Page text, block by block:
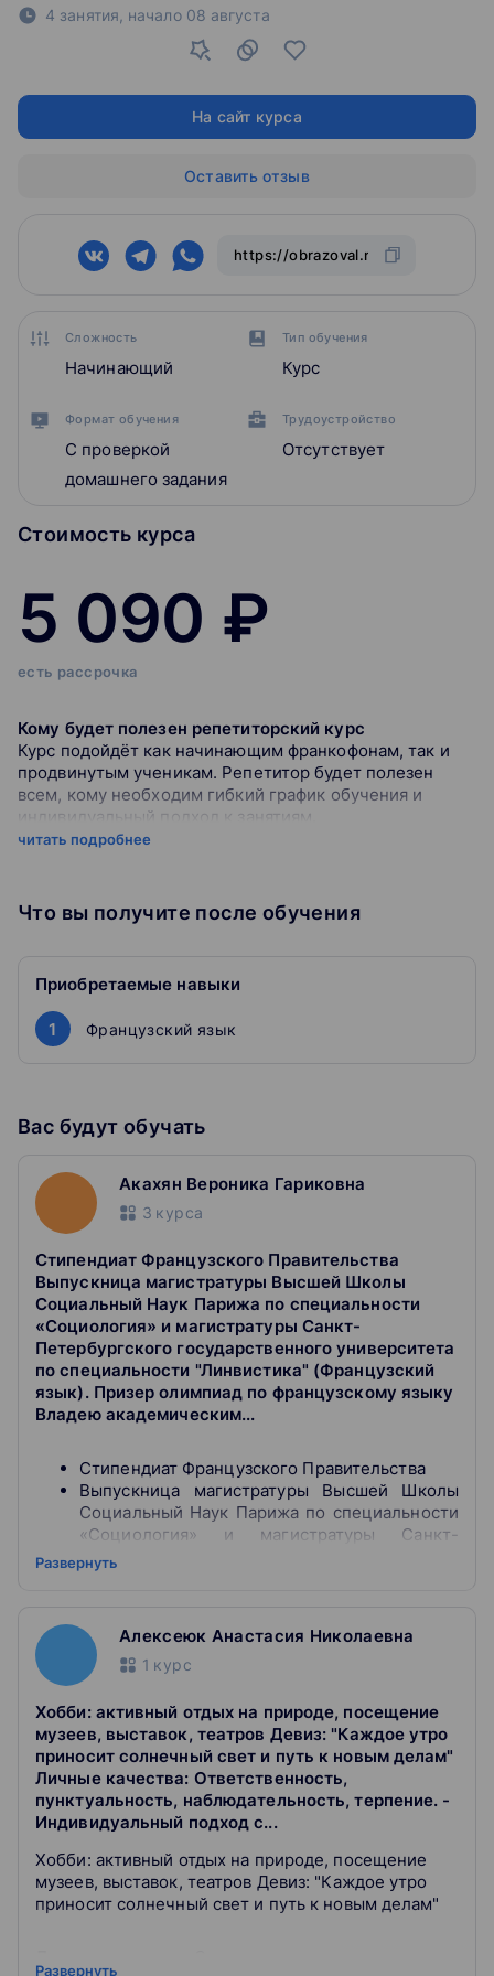
Сложность
Начинающий
Тип обучения
Курс
Формат обучения
С проверкой
домашнего задания
Трудоустройство
Отсутствует
Стоимость курса
5 090 ₽
есть рассрочка
Кому будет полезен репетиторский курс
Курс подойдёт как начинающим франкофонам, так и
продвинутым ученикам. Репетитор будет полезен
всем, кому необходим гибкий график обучения и
индивидуальный подход к занятиям.
доступного объяснения даже самых сложных правил
материалы, подобранные под интересы ученика
Улучшите оценки в школе
читать подробнее
Что вы получите после обучения
Приобретаемые навыки
1 Французский язык
Вас будут обучать
Акахян Вероника Гариковна
3 курса
Cтипендиат Французского Правительства
Выпускницa магистратуры Высшей Школы
Социальный Наук Парижа по специальности
«Социология» и магистратуры Санкт-
Петербургского государственного университета
по специальности "Линвистика" (Французский
язык). Призер олимпиад по французскому языку
Владею академическим...
Cтипендиат Французского Правительства
Выпускницa магистратуры Высшей Школы
Социальный Наук Парижа по специальности
«Социология» и магистратуры Санкт-
Петербургского государственного
университета по специальности
Призер олимпиад по французскому языку
Владею академическим и деловым
французским языком
Увлекаюсь различными языками и культурой,
путешествиями, литературой.
Буду рада помочь Вам погрузиться во французский
язык и его богатую культуру, подготовиться с
удовольствием к экзаменам , ознакомиться с
особенностями быта и жизни французов!
Коммуникативная методика, индивидуальный
подбор материалов по интересам учащегося
Игровой метод, интерактивные задания,
Развернуть
Алексеюк Анастасия Николаевна
1 курс
Хобби: активный отдых на природе, посещение
музеев, выставок, театров Девиз: "Каждое утро
приносит солнечный свет и путь к новым делам"
Личные качества: Ответственность,
пунктуальность, наблюдательность, терпение. -
Индивидуальный подход с...
Хобби: активный отдых на природе, посещение
музеев, выставок, театров Девиз: "Каждое утро
приносит солнечный свет и путь к новым делам"
Развернуть
4 занятия, начало 08 августа
На сайт курса
Оставить отзыв